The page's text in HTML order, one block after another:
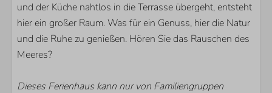
De Banjaard
SCHLAFZIMMER
Schlafzimmer mit En-Suite Badezimmer: 3
und der Küche nahtlos in die Terrasse übergeht, entsteht
hier ein großer Raum. Was für ein Genuss, hier die Natur
und die Ruhe zu genießen. Hören Sie das Rauschen des
Meeres?
Dieses Ferienhaus kann nur von Familiengruppen